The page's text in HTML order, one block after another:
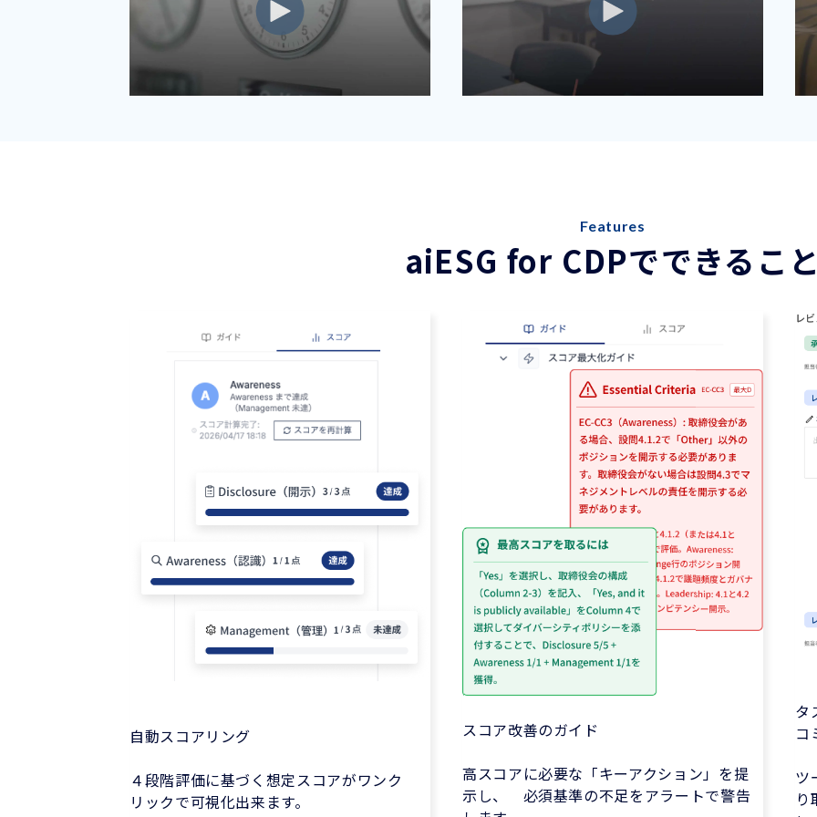
Features
aiESG for CDPでできるこ
自動スコアリング
４段階評価に基づく想定スコアがワンク
リックで可視化出来ます。
スコア改善のガイド
高スコアに必要な「キーアクション」を提
示し、 必須基準の不足をアラートで警告
タ
コ
ツ
り